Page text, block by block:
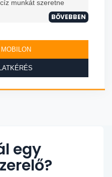
munkát szeretne
BŐVEBBEN
egy